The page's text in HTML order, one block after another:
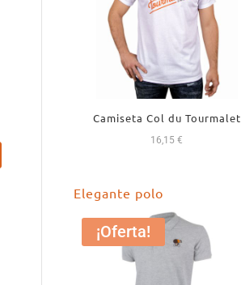
Camiseta Col du Tourmalet
16,15€
Elegante polo
¡Oferta!